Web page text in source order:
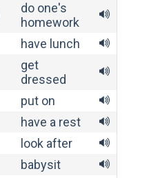
do one's
homework
have lunch
get
dressed
put on
have a rest
look after
babysit